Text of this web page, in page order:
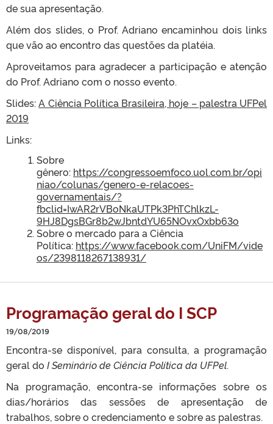
de sua apresentação.
Além dos slides, o Prof. Adriano encaminhou dois links
que vão ao encontro das questões da platéia.
Aproveitamos para agradecer a participação e atenção
do Prof. Adriano com o nosso evento.
Slides:A Ciência Política Brasileira, hoje – palestra UFPel
2019
Links:
Sobre
gênero: https://congressoemfoco.uol.com.br/opi
niao/colunas/genero-e-relacoes-
governamentais/?
fbclid=IwAR2rVBoNkaUTPk3PhTChlkzL-
9HJ8DgsBGr8b2wJbntdYU65NOvxOxbb63o
Sobre o mercado para a Ciência
Política: https://www.facebook.com/UniFM/vide
os/2398118267138931/
Programação geral do I SCP
19/08/2019
Encontra-se disponível, para consulta, a programação
geral do I Seminário de Ciência Política da UFPel.
Na programação, encontra-se informações sobre os
dias/horários das sessões de apresentação de
trabalhos, sobre o credenciamento e sobre as palestras.